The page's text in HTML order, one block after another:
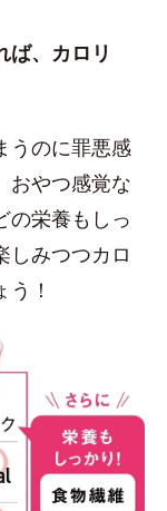
ば、カロリ
うのに罪悪感
おやつ感覚な
の栄養もしっ
みつつカロ
！